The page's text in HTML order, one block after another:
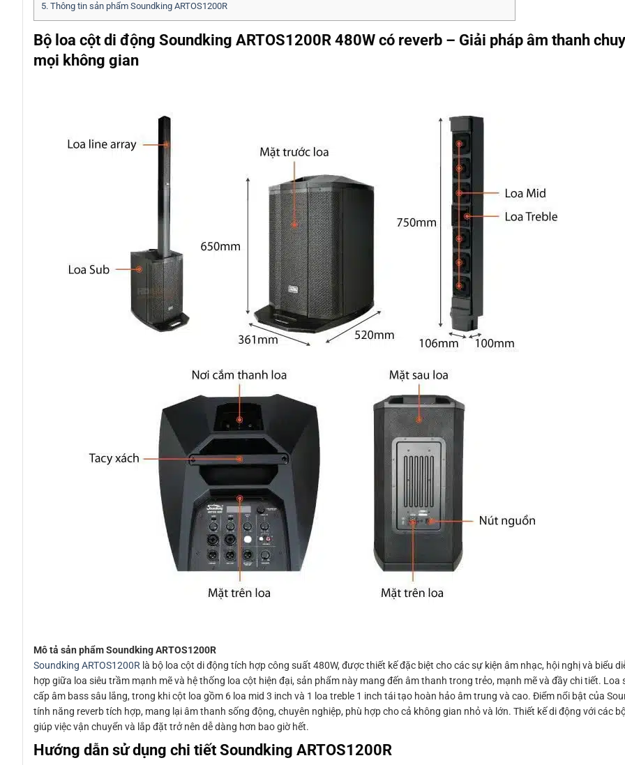
5. Thông tin sản phẩm Soundking ARTOS1200R
Bộ loa cột di động Soundking ARTOS1200R 480W có reverb – Giải pháp âm thanh
mọi không gian
Mô tả sản phẩm Soundking ARTOS1200R
Soundking ARTOS1200R là bộ loa cột di động tích hợp công suất 480W, được thiết kế đặc biệt cho các sự kiện âm nhạc, hội nghị và biểu
hợp giữa loa siêu trầm mạnh mẽ và hệ thống loa cột hiện đại, sản phẩm này mang đến âm thanh trong trẻo, mạnh mẽ và đầy chi tiết. Loa
cấp âm bass sâu lắng, trong khi cột loa gồm 6 loa mid 3 inch và 1 loa treble 1 inch tái tạo hoàn hảo âm trung và cao. Điểm nổi bật của
tính năng reverb tích hợp, mang lại âm thanh sống động, chuyên nghiệp, phù hợp cho cả không gian nhỏ và lớn. Thiết kế di động với các
giúp việc vận chuyển và lắp đặt trở nên dễ dàng hơn bao giờ hết.
Hướng dẫn sử dụng chi tiết Soundking ARTOS1200R